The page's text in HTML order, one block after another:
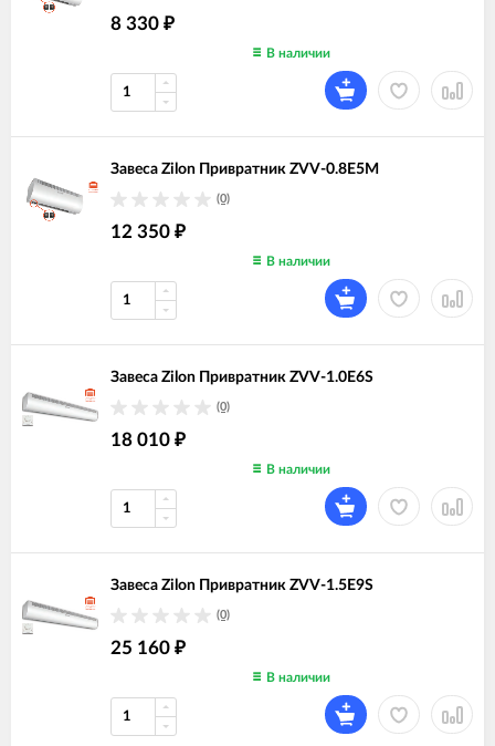
8 330 ₽
В наличии
Завеса Zilon Привратник ZVV-0.8E5M
(0)
12 350 ₽
В наличии
Завеса Zilon Привратник ZVV-1.0E6S
(0)
18 010 ₽
В наличии
Завеса Zilon Привратник ZVV-1.5E9S
(0)
25 160 ₽
В наличии